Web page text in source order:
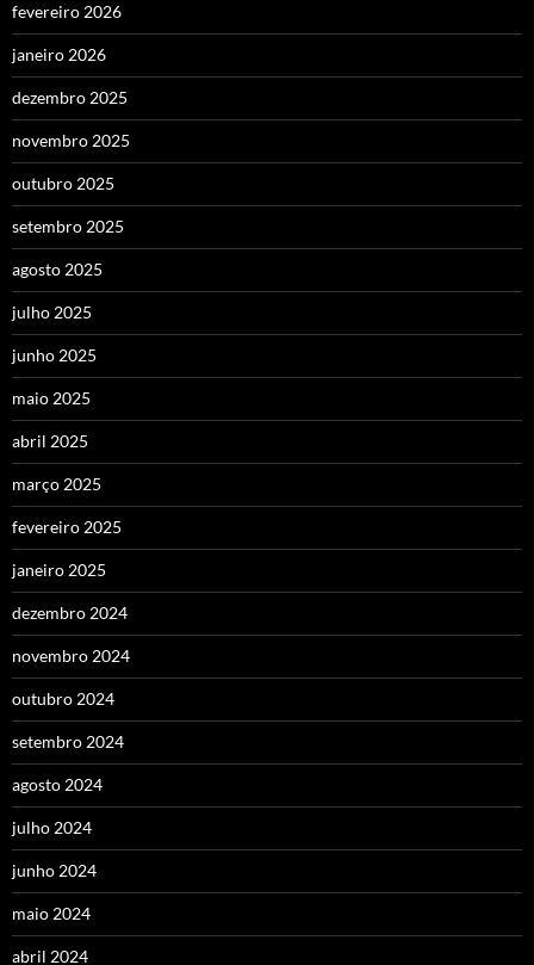
fevereiro 2026
janeiro 2026
dezembro 2025
novembro 2025
outubro 2025
setembro 2025
agosto 2025
julho 2025
junho 2025
maio 2025
abril 2025
março 2025
fevereiro 2025
janeiro 2025
dezembro 2024
novembro 2024
outubro 2024
setembro 2024
agosto 2024
julho 2024
junho 2024
maio 2024
abril 2024